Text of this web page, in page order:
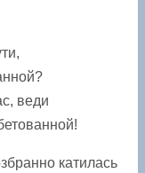
веди
катилась